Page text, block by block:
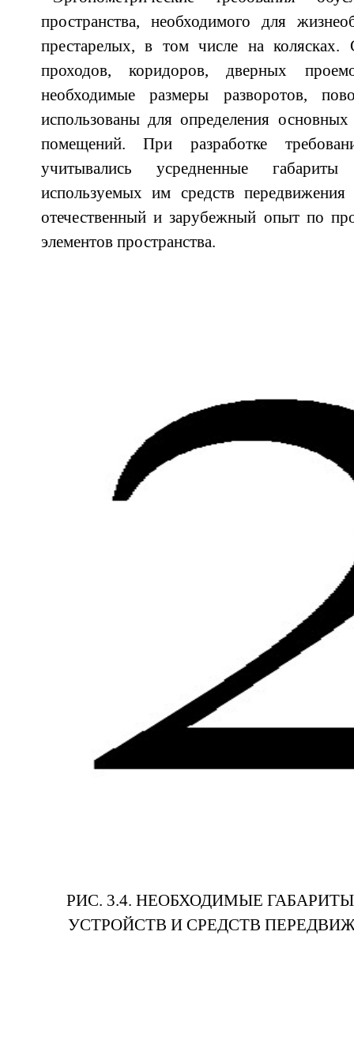
пространства, необходимого для
престарелых, в том числе на
проходов, коридоров, дверных
необходимые размеры разворотов,
использованы для определения
помещений. При разработке
учитывались усредненные
используемых им средств
отечественный и зарубежный опыт по
элементов пространства.
РИС. 3.4. НЕОБХОДИМЫЕ
УСТРОЙСТВ И СРЕДСТВ